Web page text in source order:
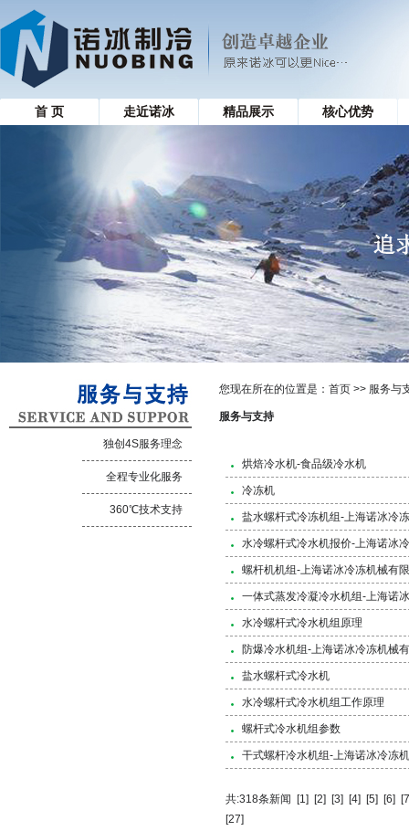
首 页 走近诺冰 精品展示 核心优势
独创4S服务理念
全程专业化服务
360℃技术支持
您现在所在的位置是： 首页 >> 服务与
服务与支持
烘焙冷水机-食品级冷水机
冷冻机
盐水螺杆式冷冻机组-上海诺冰冷
水冷螺杆式冷水机报价-上海诺冰
螺杆机机组-上海诺冰冷冻机械有
一体式蒸发冷凝冷水机组-上海诺
水冷螺杆式冷水机组原理
防爆冷水机组-上海诺冰冷冻机械
盐水螺杆式冷水机
水冷螺杆式冷水机组工作原理
螺杆式冷水机组参数
干式螺杆冷水机组-上海诺冰冷冻
共:318条新闻 [1] [2] [3] [4] [5] [6]
[27]